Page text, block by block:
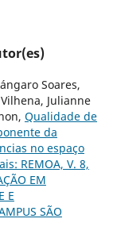
Soares,
Julianne
Qualidade de
da
no espaço
REMOA, V. 8,
EM
E
SÃO